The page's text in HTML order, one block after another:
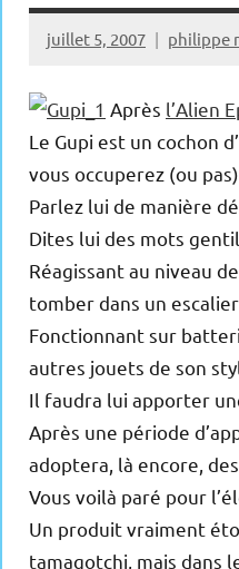
juillet 5, 2007 philippe
Après l’Alien
Le Gupi est un cochon
vous occuperez (ou
Parlez lui de manière
Dites lui des mots
Réagissant au niveau
tomber dans un
Fonctionnant sur
autres jouets de son
Il faudra lui apporter
Après une période
adoptera, là encore,
Vous voilà paré pour
Un produit vraiment
tamagotchi, mais dans